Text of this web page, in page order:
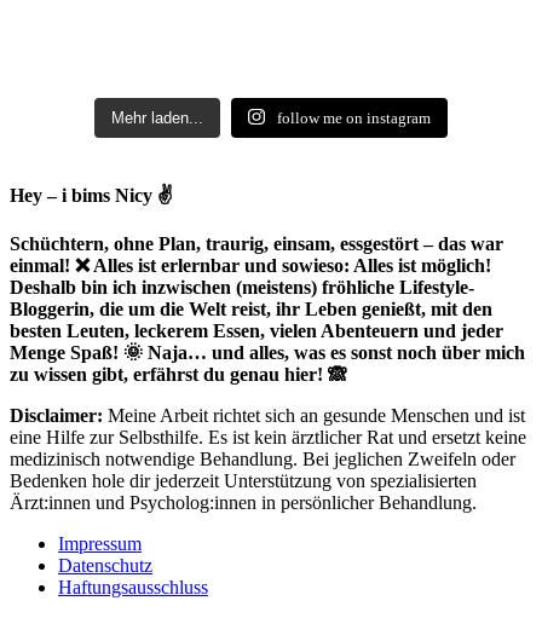
Mehr laden... follow me on instagram
Hey – i bims Nicy ✌
Schüchtern, ohne Plan, traurig, einsam, essgestört – das war
einmal! ❌ Alles ist erlernbar und sowieso: Alles ist möglich!
Deshalb bin ich inzwischen (meistens) fröhliche Lifestyle-
Bloggerin, die um die Welt reist, ihr Leben genießt, mit den
besten Leuten, leckerem Essen, vielen Abenteuern und jeder
Menge Spaß! 🌞 Naja… und alles, was es sonst noch über mich
zu wissen gibt, erfährst du genau hier! 🙈
Disclaimer: Meine Arbeit richtet sich an gesunde Menschen und ist
eine Hilfe zur Selbsthilfe. Es ist kein ärztlicher Rat und ersetzt keine
medizinisch notwendige Behandlung. Bei jeglichen Zweifeln oder
Bedenken hole dir jederzeit Unterstützung von spezialisierten
Ärzt:innen und Psycholog:innen in persönlicher Behandlung.
Impressum
Datenschutz
Haftungsausschluss